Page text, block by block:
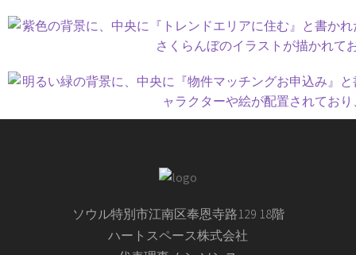
ソウル特別市江南区奉恩寺路129 18階
ハートスペース株式会社